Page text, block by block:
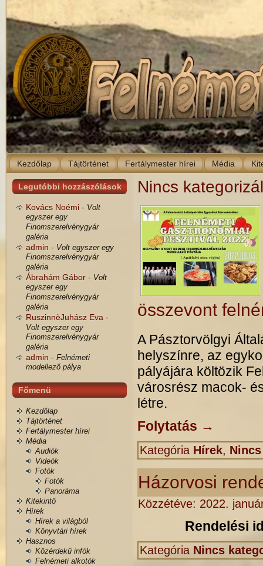
Kezdőlap Tájtörténet Fertálymester hírei Média
Legutóbbi hozzászólások
Kovács Noémi - Volt
egyszer egy
Finomszerelvénygyár
galéria
admin - Volt egyszer egy
Finomszerelvénygyár
galéria
Ábrahám Gábor - Volt
egyszer egy
Finomszerelvénygyár
galéria
RuszinnèJuhász Eva -
Volt egyszer egy
Finomszerelvénygyár
galéria
admin - Felnémeti
modellező pálya
Főmenü
Kezdőlap
Tájtörténet
Fertálymester hírei
Média
Audiók
Videók
Fotók
Fotók
Panoráma
Kitekintő
Hírek
Hírek a világból
Könyvtári hírek
Hasznos
Közérdekű infók
Felnémeti alkotók
Nincs
összevont
A Pásztorvölgyi
helyszínre, az
pályájára költözik
városrész macok-
létre.
Folytatás →
Kategória Hírek,
Házorvosi
Közzétéve: 2022.
Rendelési
Kategória Nincs